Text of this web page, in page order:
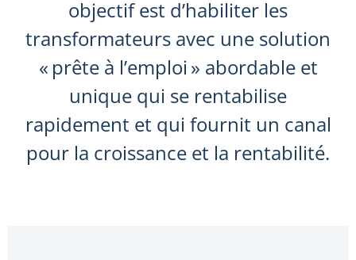
objectif est d’habiliter les
transformateurs avec une solution
« prête à l’emploi » abordable et
unique qui se rentabilise
rapidement et qui fournit un canal
pour la croissance et la rentabilité.